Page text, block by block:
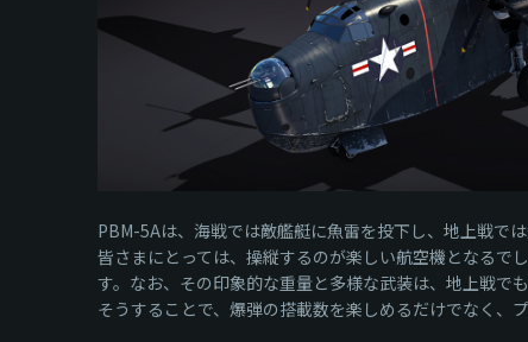
PBM-5Aは、海戦では敵艦艇に魚雷を投下し、地上戦で
皆さまにとっては、操縦するのが楽しい航空機となるで
す。なお、その印象的な重量と多様な武装は、地上戦で
そうすることで、爆弾の搭載数を楽しめるだけでなく、